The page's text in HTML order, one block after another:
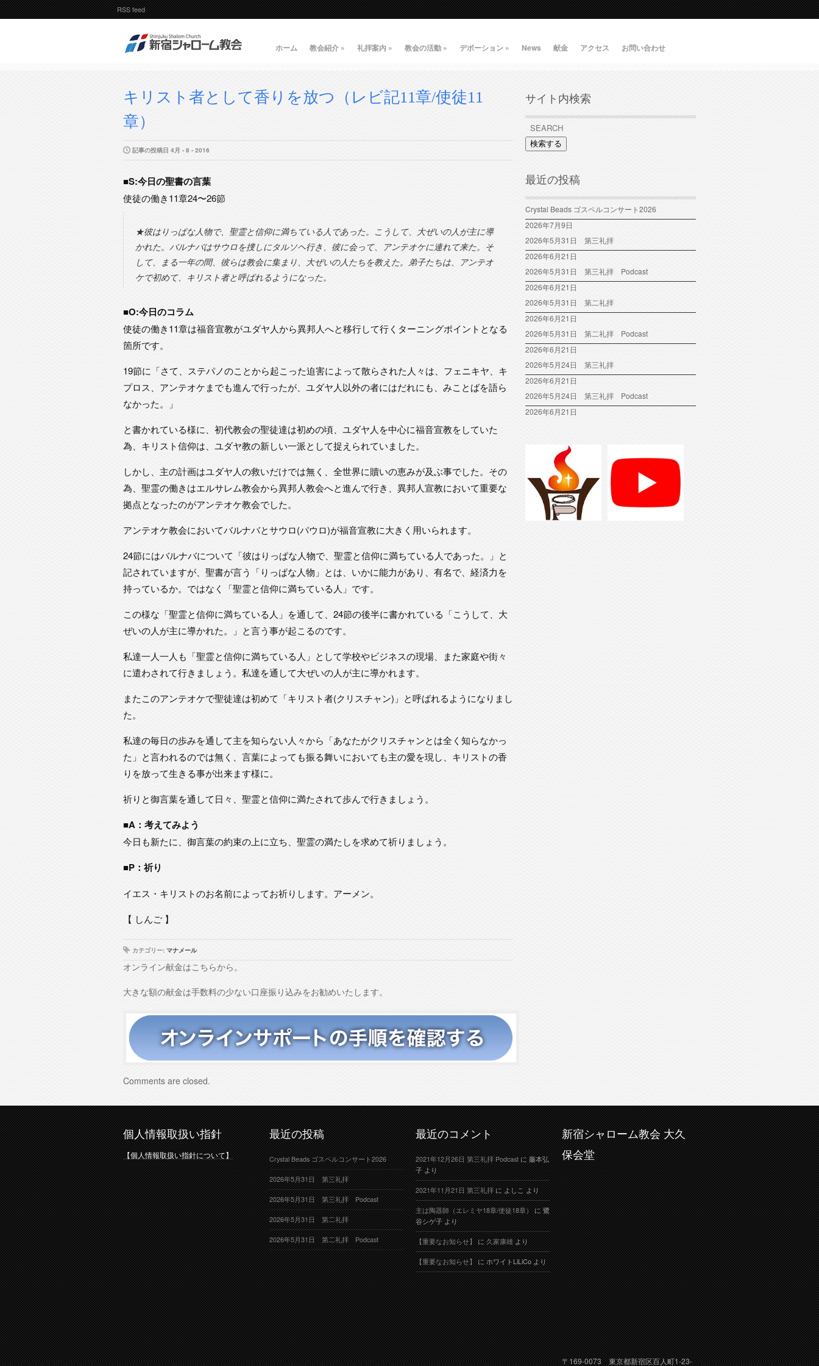
RSS feed
ホーム 教会紹介 » 礼拝案内 » 教会の活動 » デボーション » News 献金 アクセス お問い合わせ
キリスト者として香りを放つ（レビ記11章/使徒11
章）
記事の投稿日 4月 - 8 - 2016
■S:今日の聖書の言葉
使徒の働き11章24〜26節
★彼はりっぱな人物で、聖霊と信仰に満ちている人であった。こうして、大ぜいの人が主に導
かれた。バルナバはサウロを捜しにタルソヘ行き、彼に会って、アンテオケに連れて来た。そ
して、まる一年の間、彼らは教会に集まり、大ぜいの人たちを教えた。弟子たちは、アンテオ
ケで初めて、キリスト者と呼ばれるようになった。
■O:今日のコラム
使徒の働き11章は福音宣教がユダヤ人から異邦人へと移行して行くターニングポイントとなる
箇所です。
19節に「さて、ステパノのことから起こった迫害によって散らされた人々は、フェニキヤ、キ
プロス、アンテオケまでも進んで行ったが、ユダヤ人以外の者にはだれにも、みことばを語ら
なかった。」
と書かれている様に、初代教会の聖徒達は初めの頃、ユダヤ人を中心に福音宣教をしていた
為、キリスト信仰は、ユダヤ教の新しい一派として捉えられていました。
しかし、主の計画はユダヤ人の救いだけでは無く、全世界に贖いの恵みが及ぶ事でした。その
為、聖霊の働きはエルサレム教会から異邦人教会へと進んで行き、異邦人宣教において重要な
拠点となったのがアンテオケ教会でした。
アンテオケ教会においてバルナバとサウロ(パウロ)が福音宣教に大きく用いられます。
24節にはバルナバについて「彼はりっぱな人物で、聖霊と信仰に満ちている人であった。」と
記されていますが、聖書が言う「りっぱな人物」とは、いかに能力があり、有名で、経済力を
持っているか。ではなく「聖霊と信仰に満ちている人」です。
この様な「聖霊と信仰に満ちている人」を通して、24節の後半に書かれている「こうして、大
ぜいの人が主に導かれた。」と言う事が起こるのです。
私達一人一人も「聖霊と信仰に満ちている人」として学校やビジネスの現場、また家庭や街々
に遣わされて行きましょう。私達を通して大ぜいの人が主に導かれます。
またこのアンテオケで聖徒達は初めて「キリスト者(クリスチャン)」と呼ばれるようになりまし
た。
私達の毎日の歩みを通して主を知らない人々から「あなたがクリスチャンとは全く知らなかっ
た」と言われるのでは無く、言葉によっても振る舞いにおいても主の愛を現し、キリストの香
りを放って生きる事が出来ます様に。
祈りと御言葉を通して日々、聖霊と信仰に満たされて歩んで行きましょう。
■A：考えてみよう
今日も新たに、御言葉の約束の上に立ち、聖霊の満たしを求めて祈りましょう。
■P：祈り
イエス・キリストのお名前によってお祈りします。アーメン。
【 しんご 】
カテゴリー: マナメール
オンライン献金はこちらから。
大きな額の献金は手数料の少ない口座振り込みをお勧めいたします。
Comments are closed.
サイト内検索
検索する
最近の投稿
Crystal Beads ゴスペルコンサート2026
2026年7月9日
2026年5月31日 第三礼拝
2026年6月21日
2026年5月31日 第三礼拝 Podcast
2026年6月21日
2026年5月31日 第二礼拝
2026年6月21日
2026年5月31日 第二礼拝 Podcast
2026年6月21日
2026年5月24日 第三礼拝
2026年6月21日
2026年5月24日 第三礼拝 Podcast
2026年6月21日
個人情報取扱い指針
【個人情報取扱い指針について】
最近の投稿
Crystal Beads ゴスペルコンサート2026
2026年5月31日 第三礼拝
2026年5月31日 第三礼拝 Podcast
2026年5月31日 第二礼拝
2026年5月31日 第二礼拝 Podcast
最近のコメント
2021年12月26日 第三礼拝 Podcastに藤本弘
子より
2021年11月21日 第三礼拝によしこより
主は陶器師（エレミヤ18章/使徒18章）に鷺
谷シゲ子より
【重要なお知らせ】に久家康雄より
【重要なお知らせ】にホワイトLiLiCoより
新宿シャローム教会 大久
保会堂
〒169-0073 東京都新宿区百人町1-23-